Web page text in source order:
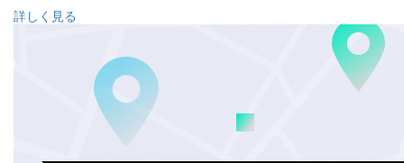
詳しく見る